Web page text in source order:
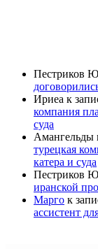
Пестриков
Ириеа к
компания
суда
Амангельды
турецкая
катера и суда
Пестриков
иранской
Марго к
ассистент